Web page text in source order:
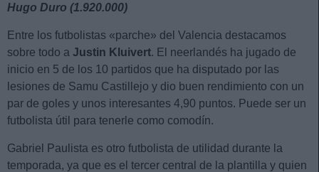
Hugo Duro (1.920.000)
Entre los futbolistas «parche» del Valencia destacamos
sobre todo a Justin Kluivert. El neerlandés ha jugado de
inicio en 5 de los 10 partidos que ha disputado por las
lesiones de Samu Castillejo y dio buen rendimiento con un
par de goles y unos interesantes 4,90 puntos. Puede ser un
futbolista útil para tenerle como comodín.
Gabriel Paulista es otro futbolista de utilidad durante la
temporada, ya que es el tercer central de la plantilla y quien